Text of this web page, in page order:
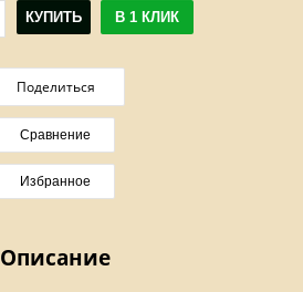
КУПИТЬ В 1 КЛИК
Поделиться
Сравнение
Избранное
Описание